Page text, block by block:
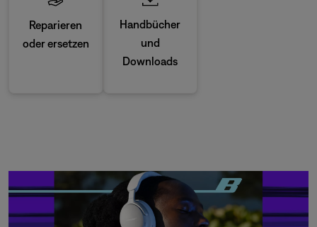
Reparieren
oder ersetzen
Handbücher
und
Downloads